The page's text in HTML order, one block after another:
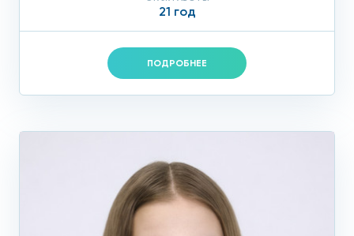
21 год
ПОДРОБНЕЕ